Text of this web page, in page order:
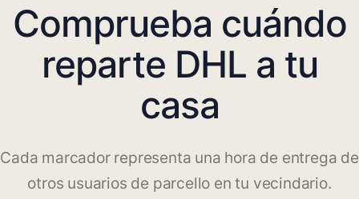
Comprueba cuándo
reparte DHL a tu
casa
Cada marcador representa una hora de entrega de
otros usuarios de parcello en tu vecindario.